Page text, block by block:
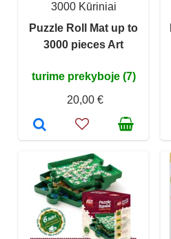
3000 Kūriniai
Puzzle Roll Mat up to
3000 pieces Art
turime prekyboje (7)
20,00 €